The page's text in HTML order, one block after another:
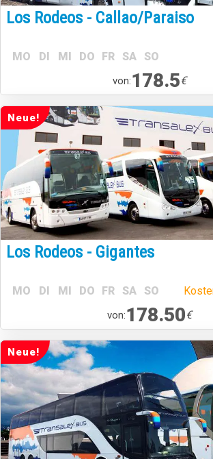
Los Rodeos - Callao/Paraiso
MO DI MI DO FR SA SO
von:178.5€
Neue!
Los Rodeos - Gigantes
MO DI MI DO FR SA SO
von:178.50€
Neue!